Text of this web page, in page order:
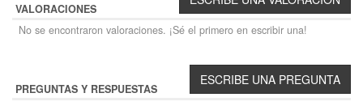
VALORACIONES
No se encontraron valoraciones. ¡Sé el primero en escribir una!
PREGUNTAS Y RESPUESTAS